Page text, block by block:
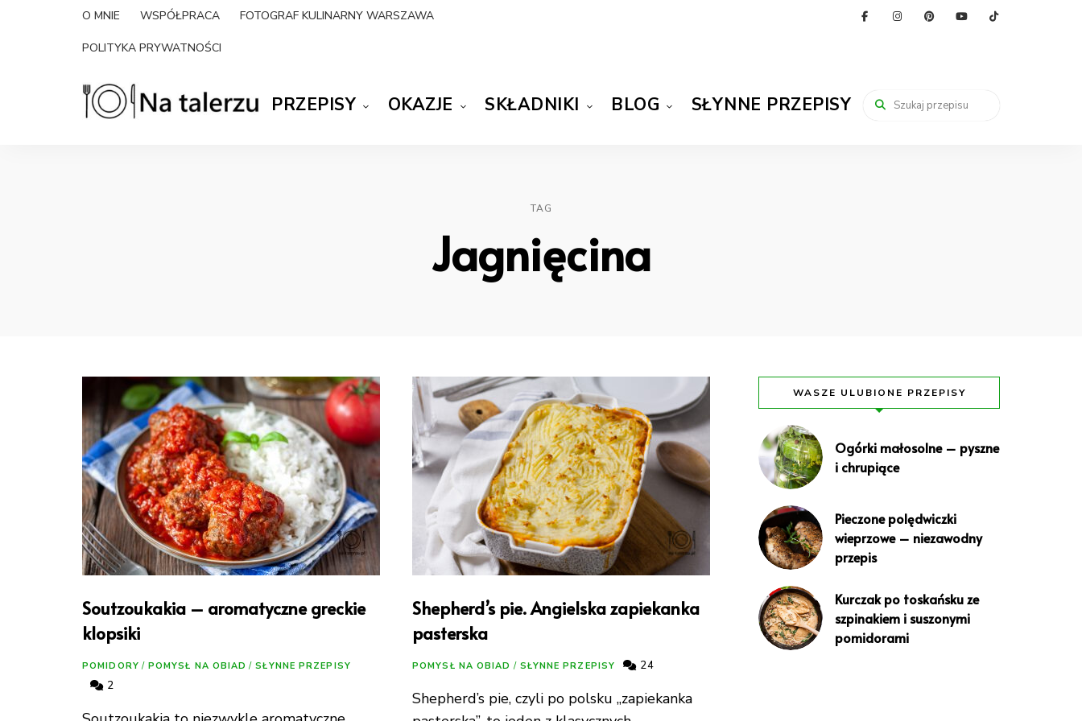
O MNIE WSPÓŁPRACA FOTOGRAF KULINARNY WARSZAWA
POLITYKA PRYWATNOŚCI
PRZEPISY OKAZJE SKŁADNIKI BLOG SŁYNNE PRZEPISY
TAG
Jagnięcina
Soutzoukakia – aromatyczne greckie
klopsiki
POMIDORY / POMYSŁ NA OBIAD / SŁYNNE PRZEPISY
2
Shepherd’s pie. Angielska zapiekanka
pasterska
POMYSŁ NA OBIAD / SŁYNNE PRZEPISY 24
Shepherd’s pie, czyli po polsku „zapiekanka
WASZE ULUBIONE PRZEPISY
Ogórki małosolne – pyszne
i chrupiące
Pieczone polędwiczki
wieprzowe – niezawodny
przepis
Kurczak po toskańsku ze
szpinakiem i suszonymi
pomidorami